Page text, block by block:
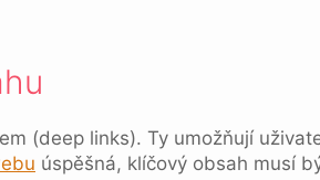
(deep links). Ty umožňují
úspěšná, klíčový obsah musí